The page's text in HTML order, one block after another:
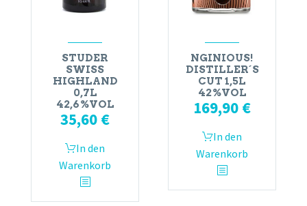
STUDER
SWISS
HIGHLAND
0,7L
42,6%VOL
35,60 €
In den
Warenkorb
NGINIOUS!
DISTILLER´S
CUT 1,5L
42%VOL
169,90 €
In den
Warenkorb